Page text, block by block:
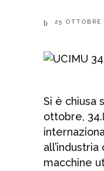
25 OTTOBRE
Si è chiusa
ottobre, 34.
macchine